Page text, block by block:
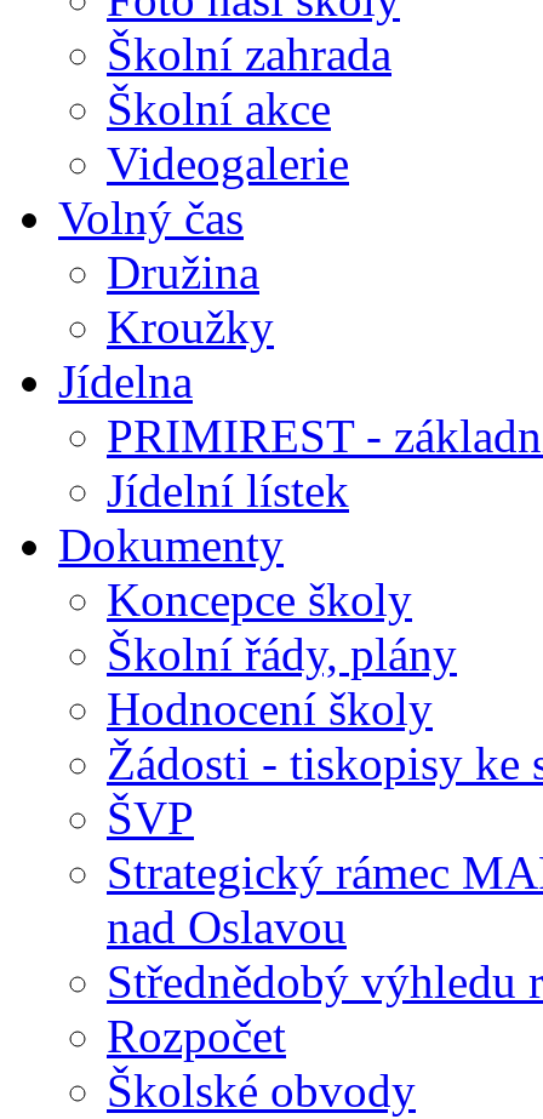
Školní zahrada
Školní akce
Videogalerie
Volný čas
Družina
Kroužky
Jídelna
PRIMIREST -
Jídelní lístek
Dokumenty
Koncepce školy
Školní řády, plány
Hodnocení školy
Žádosti - tiskopisy ke
ŠVP
Strategický rámec
nad Oslavou
Střednědobý výhledu
Rozpočet
Školské obvody